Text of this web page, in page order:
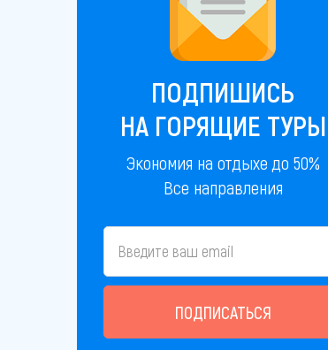
ПОДПИШИСЬ
НА ГОРЯЩИЕ ТУРЫ
Экономия на отдыхе до 50%
Все направления
ПОДПИСАТЬСЯ